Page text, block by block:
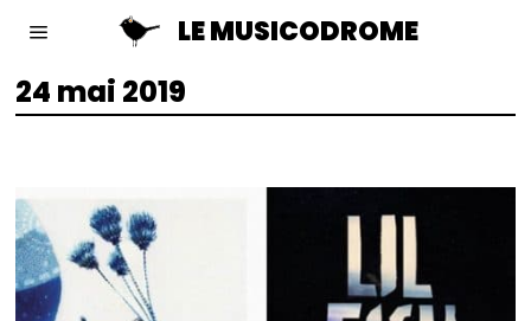
LE MUSICODROME
24 mai 2019